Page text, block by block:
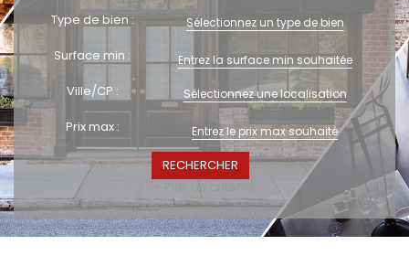
A louer
Murs
Transmission d'entreprise
Local d'activités
A vendre
Fonds de commerce
High-Tech
Hotel / Rest / Bar
Commerces Prox.
Type de bien : Sélectionnez un type de bien
Surface min :
Ville/CP : Sélectionnez une localisation
Prix max :
+ Plus de critères